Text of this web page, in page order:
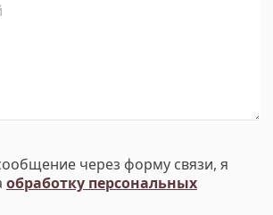
через форму связи, я
обработку персональных